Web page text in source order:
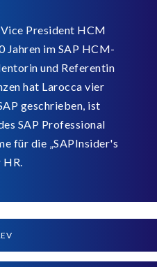
President HCM
Jahren im SAP HCM-
und Referentin
hat Larocca vier
geschrieben, ist
SAP Professional
für die „SAPInsider's
HR.